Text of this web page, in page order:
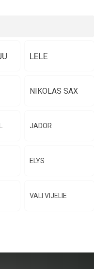
LELE
NIKOLAS SAX
JADOR
ELYS
VALI VIJELIE